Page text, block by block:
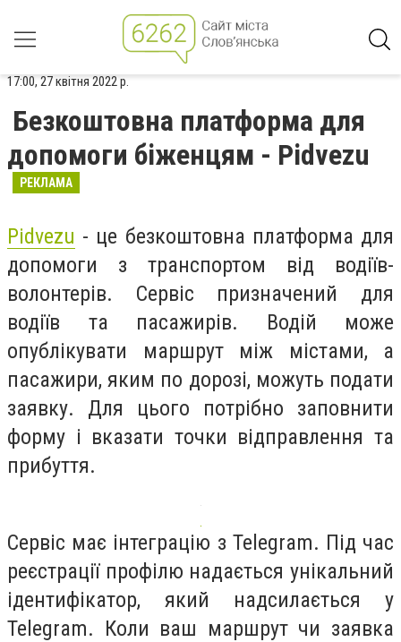
17:00, 27 квітня 2022 р.
Безкоштовна платформа для
допомоги біженцям - Pidvezu
РЕКЛАМА
Pidvezu - це безкоштовна платформа для
допомоги з транспортом від водіїв-
волонтерів. Сервіс призначений для
водіїв та пасажирів. Водій може
опублікувати маршрут між містами, а
пасажири, яким по дорозі, можуть подати
заявку. Для цього потрібно заповнити
форму і вказати точки відправлення та
прибуття.
Сервіс має інтеграцію з Telegram. Під час
реєстрації профілю надається унікальний
ідентифікатор, який надсилається у
Telegram. Коли ваш маршрут чи заявка